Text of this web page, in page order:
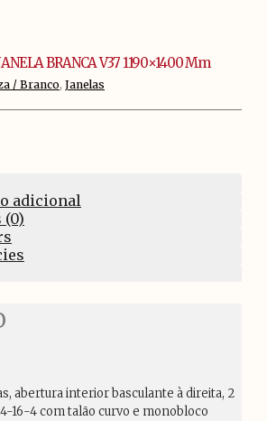
BRANCA V37 1190×1400 Mm
/ Branco, Janelas
adicional
(0)
abertura interior basculante à direita, 2
16-4 com talão curvo e monobloco